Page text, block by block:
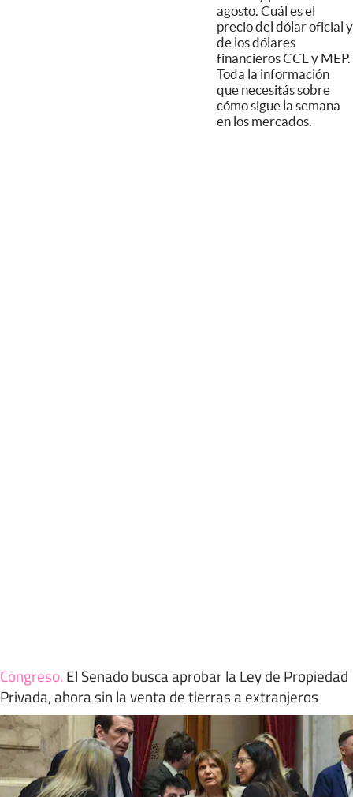
agosto. Cuál es el
precio del dólar oficial y
de los dólares
financieros CCL y MEP.
Toda la información
que necesitás sobre
cómo sigue la semana
en los mercados.
Congreso. El Senado busca aprobar la Ley de Propiedad
Privada, ahora sin la venta de tierras a extranjeros